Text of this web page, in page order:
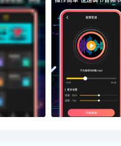
们的应用程序
是刚起步的播
找到你的音频
下载我们的应